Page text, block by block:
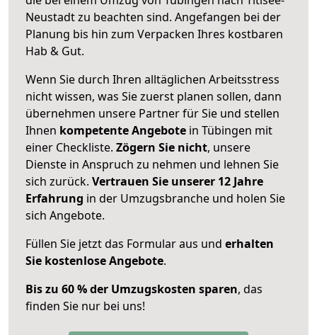
Neustadt zu beachten sind. Angefangen bei der
Planung bis hin zum Verpacken Ihres kostbaren
Hab & Gut.
Wenn Sie durch Ihren alltäglichen Arbeitsstress
nicht wissen, was Sie zuerst planen sollen, dann
übernehmen unsere Partner für Sie und stellen
Ihnen kompetente Angebote in Tübingen mit
einer Checkliste. Zögern Sie nicht, unsere
Dienste in Anspruch zu nehmen und lehnen Sie
sich zurück. Vertrauen Sie unserer 12 Jahre
Erfahrung in der Umzugsbranche und holen Sie
sich Angebote.
Füllen Sie jetzt das Formular aus und erhalten
Sie kostenlose Angebote.
Bis zu 60 % der Umzugskosten sparen, das
finden Sie nur bei uns!